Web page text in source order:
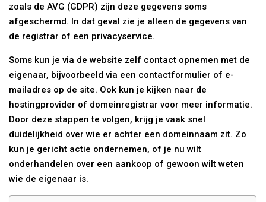
zoals de AVG (GDPR) zijn deze gegevens soms
afgeschermd. In dat geval zie je alleen de gegevens van
de registrar of een privacyservice.
Soms kun je via de website zelf contact opnemen met de
eigenaar, bijvoorbeeld via een contactformulier of e-
mailadres op de site. Ook kun je kijken naar de
hostingprovider of domeinregistrar voor meer informatie.
Door deze stappen te volgen, krijg je vaak snel
duidelijkheid over wie er achter een domeinnaam zit. Zo
kun je gericht actie ondernemen, of je nu wilt
onderhandelen over een aankoop of gewoon wilt weten
wie de eigenaar is.